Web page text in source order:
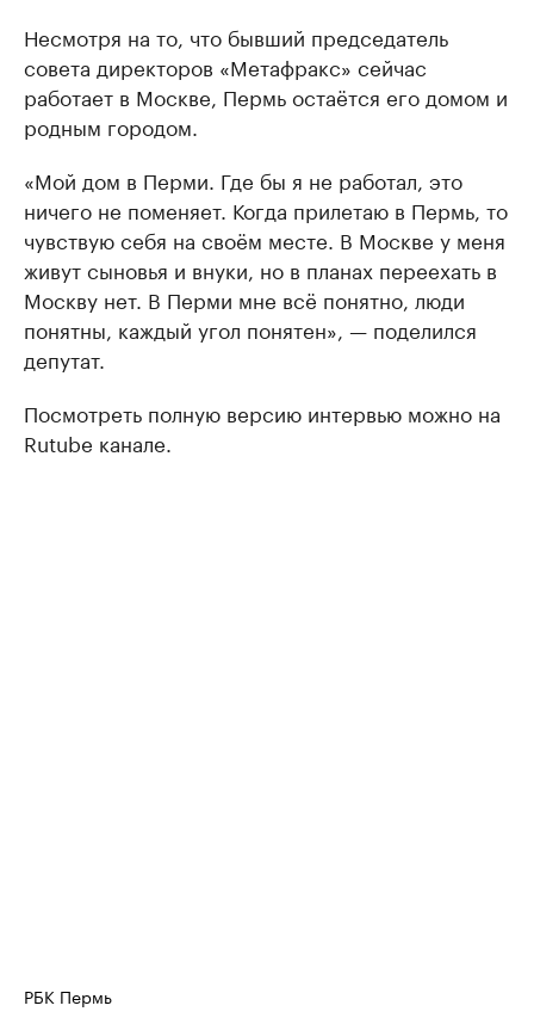
Несмотря на то, что бывший председатель
совета директоров «Метафракс» сейчас
работает в Москве, Пермь остаётся его домом и
родным городом.
«Мой дом в Перми. Где бы я не работал, это
ничего не поменяет. Когда прилетаю в Пермь, то
чувствую себя на своём месте. В Москве у меня
живут сыновья и внуки, но в планах переехать в
Москву нет. В Перми мне всё понятно, люди
понятны, каждый угол понятен», — поделился
депутат.
Посмотреть полную версию интервью можно на
Rutube канале.
РБК Пермь